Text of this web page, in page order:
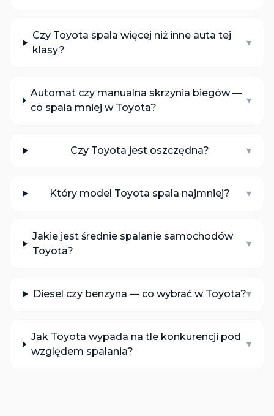
Czy Toyota spala więcej niż inne auta tej
klasy?
▾
Automat czy manualna skrzynia biegów —
co spala mniej w Toyota?
▾
Czy Toyota jest oszczędna? ▾
Który model Toyota spala najmniej? ▾
Jakie jest średnie spalanie samochodów
Toyota?
▾
Diesel czy benzyna — co wybrać w Toyota?▾
Jak Toyota wypada na tle konkurencji pod
względem spalania?
▾